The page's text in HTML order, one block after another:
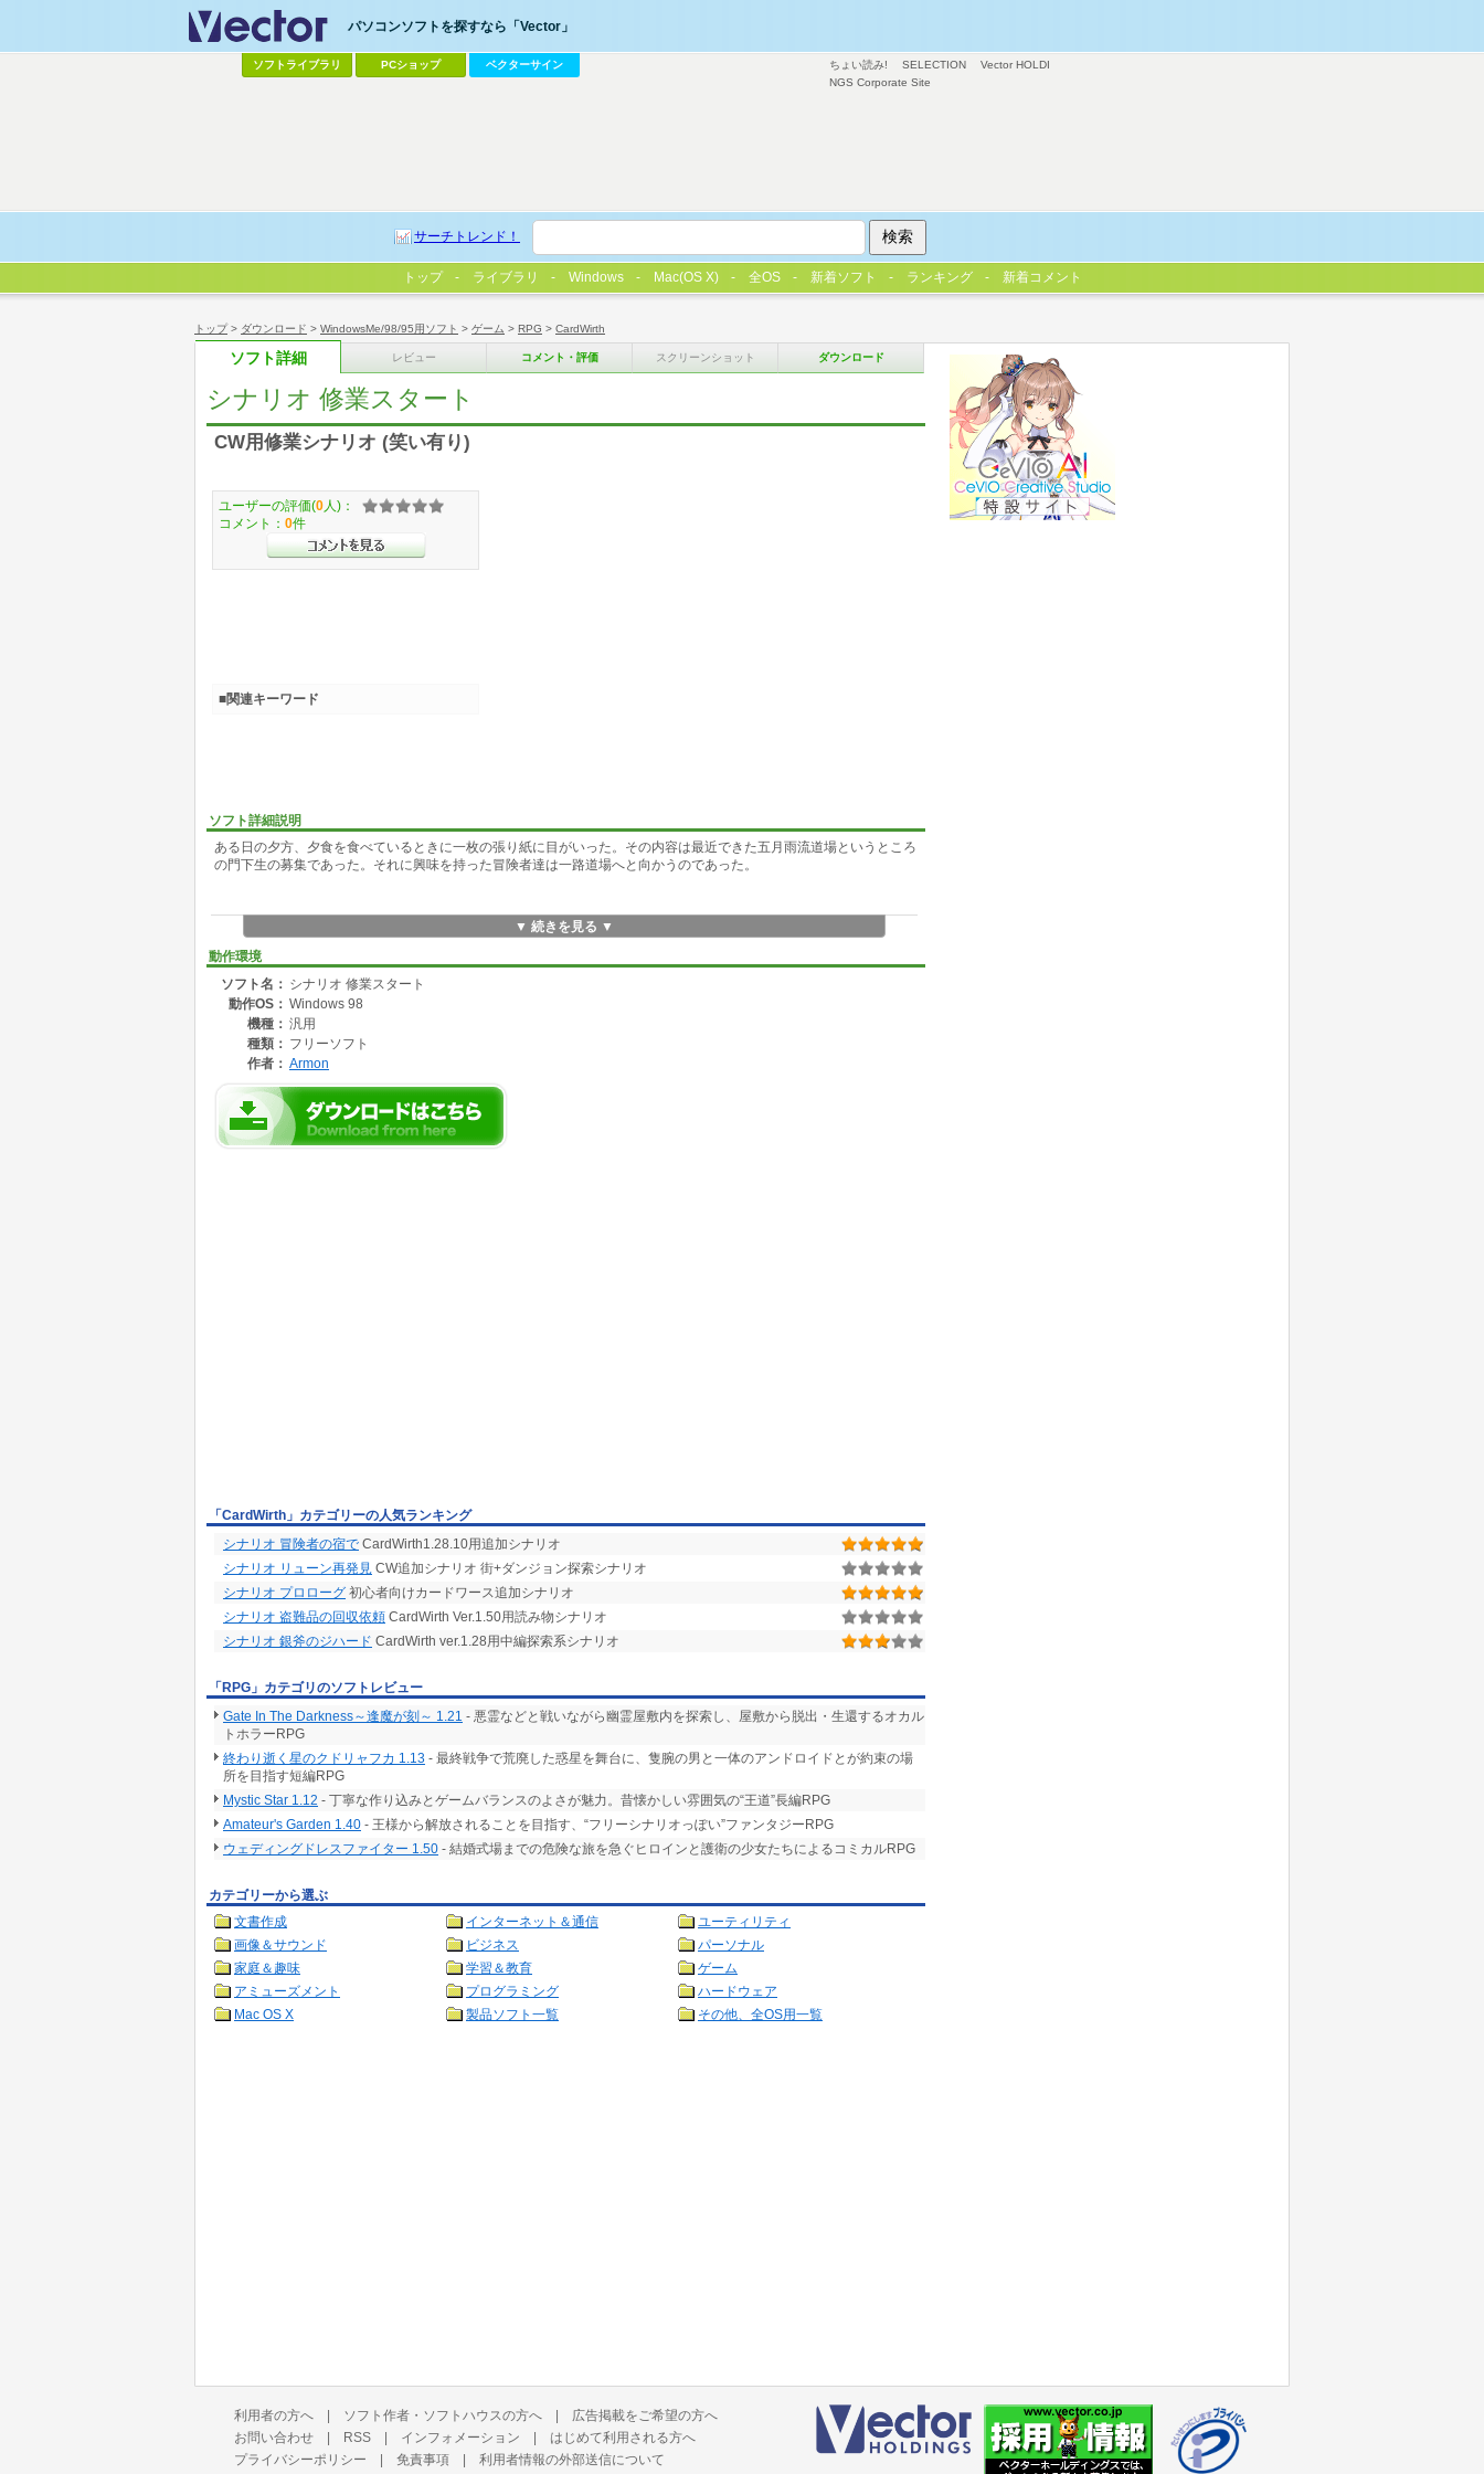
トップ> ダウンロード > WindowsMe/98/95用ソフト > ゲーム > RPG > CardWirth
ソフト詳細 レビュー コメント・評価 スクリーンショット ダウンロード
シナリオ 修業スタート
CW用修業シナリオ (笑い有り)
ソフト詳細説明
ある日の夕方、夕食を食べているときに一枚の張り紙に目がいった。その内容は最近できた五月雨流道場というところ
の門下生の募集であった。それに興味を持った冒険者達は一路道場へと向かうのであった。
▼ 続きを見る ▼
動作環境
ソフト名： シナリオ 修業スタート
動作OS： Windows 98
機種： 汎用
種類： フリーソフト
作者： Armon
ユーザーの評価(0 人)：
コメント： 0件
■関連キーワード
「CardWirth」カテゴリーの人気ランキング
シナリオ 冒険者の宿で CardWirth1.28.10用追加シナリオ
シナリオ リューン再発見 CW追加シナリオ 街+ダンジョン探索シナリオ
シナリオ プロローグ 初心者向けカードワース追加シナリオ
シナリオ 盗難品の回収依頼 CardWirth Ver.1.50用読み物シナリオ
シナリオ 銀斧のジハード CardWirth ver.1.28用中編探索系シナリオ
「RPG」カテゴリのソフトレビュー
Gate In The Darkness～逢魔が刻～ 1.21 - 悪霊などと戦いながら幽霊屋敷内を探索し、屋敷から脱出・生還するオカル
トホラーRPG
終わり逝く星のクドリャフカ 1.13 - 最終戦争で荒廃した惑星を舞台に、隻腕の男と一体のアンドロイドとが約束の場
所を目指す短編RPG
Mystic Star 1.12 - 丁寧な作り込みとゲームバランスのよさが魅力。昔懐かしい雰囲気の“王道”長編RPG
Amateur's Garden 1.40 - 王様から解放されることを目指す、“フリーシナリオっぽい”ファンタジーRPG
ウェディングドレスファイター 1.50 - 結婚式場までの危険な旅を急ぐヒロインと護衛の少女たちによるコミカルRPG
カテゴリーから選ぶ
文書作成
インターネット＆通信
ユーティリティ
画像＆サウンド
ビジネス
パーソナル
家庭＆趣味
学習＆教育
ゲーム
アミューズメント
プログラミング
ハードウェア
Mac OS X
製品ソフト一覧 その他、全OS用一覧
ちょい読み! SELECTION
Vector HOLDI
NGS Corporate Site
パソコンソフトを探すなら「Vector」
ソフトライブラリ PCショップ ベクターサイン
サーチトレンド！
トップ ライブラリ Windows Mac(OS X) 全OS 新着ソフト ランキング 新着コメント
利用者の方へ | ソフト作者・ソフトハウスの方へ | 広告掲載をご希望の方へ
お問い合わせ | RSS | インフォメーション | はじめて利用される方へ
プライバシーポリシー | 免責事項 | 利用者情報の外部送信について